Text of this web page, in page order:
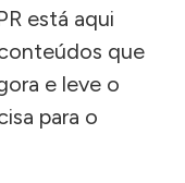
está aqui
que
e leve o
para o